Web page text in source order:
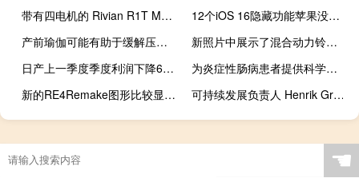
带有四电机的 Rivian R1T Max 电池推到 2024 年
12个iOS 16隐藏功能苹果没有在舞台上炫耀
产前瑜伽可能有助于缓解压力 改善怀孕期间的健康状况
新照片中展示了混合动力铃木雨燕
日产上一季度季度利润下降68%
为炎症性肠病患者提供科学支持的饮食建议
新的RE4Remake图形比较显示这款游戏在上一代硬件上看起来有多棒
可持续发展负责人 Henrik Green 表示 沃尔沃如何变得更加环保
☚